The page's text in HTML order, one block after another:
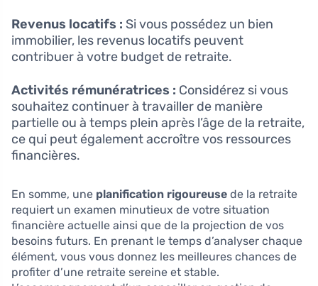
Revenus locatifs : Si vous possédez un bien
immobilier, les revenus locatifs peuvent
contribuer à votre budget de retraite.
Activités rémunératrices : Considérez si vous
souhaitez continuer à travailler de manière
partielle ou à temps plein après l’âge de la retraite,
ce qui peut également accroître vos ressources
financières.
En somme, une planification rigoureuse de la retraite
requiert un examen minutieux de votre situation
financière actuelle ainsi que de la projection de vos
besoins futurs. En prenant le temps d’analyser chaque
élément, vous vous donnez les meilleures chances de
profiter d’une retraite sereine et stable.